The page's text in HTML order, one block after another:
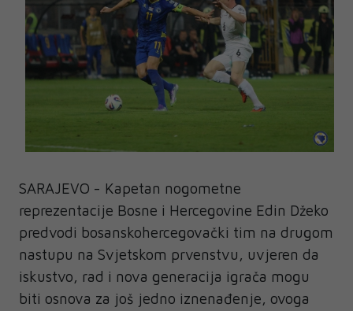
SARAJEVO - Kapetan nogometne
reprezentacije Bosne i Hercegovine Edin Džeko
predvodi bosanskohercegovački tim na drugom
nastupu na Svjetskom prvenstvu, uvjeren da
iskustvo, rad i nova generacija igrača mogu
biti osnova za još jedno iznenađenje, ovoga